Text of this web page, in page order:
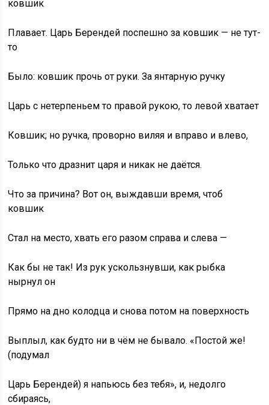
ковшик
Плавает. Царь Берендей поспешно за ковшик — не тут-
то
Было: ковшик прочь от руки. За янтарную ручку
Царь с нетерпеньем то правой рукою, то левой хватает
Ковшик; но ручка, проворно виляя и вправо и влево,
Только что дразнит царя и никак не даётся.
Что за причина? Вот он, выждавши время, чтоб
ковшик
Стал на место, хвать его разом справа и слева —
Как бы не так! Из рук ускользнувши, как рыбка
нырнул он
Прямо на дно колодца и снова потом на поверхность
Выплыл, как будто ни в чём не бывало. «Постой же!
(подумал
Царь Берендей) я напьюсь без тебя», и, недолго
сбираясь,